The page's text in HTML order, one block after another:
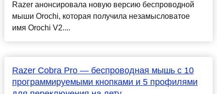
Razer анонсировала новую версию беспроводной
мыши Orochi, которая получила незамысловатое
имя Orochi V2....
Razer Cobra Pro — беспроводная мышь с 10
программируемыми кнопками и 5 профилями